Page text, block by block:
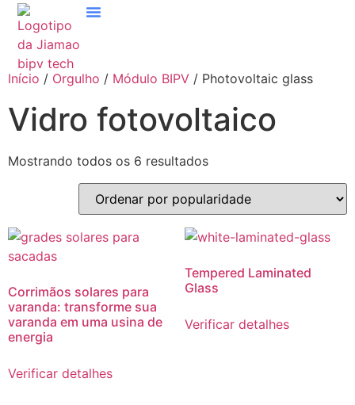
Início / Orgulho / Módulo BIPV / Photovoltaic glass
Vidro fotovoltaico
Mostrando todos os 6 resultados
Corrimãos solares para
varanda: transforme sua
varanda em uma usina de
energia
Verificar detalhes
Tempered Laminated
Glass
Verificar detalhes